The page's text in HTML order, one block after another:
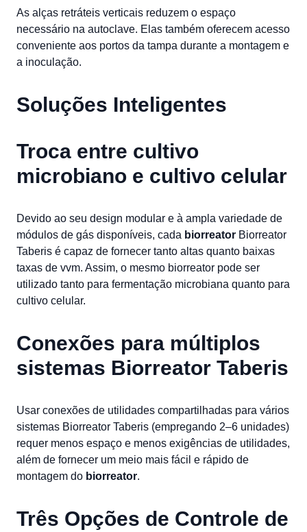
As alças retráteis verticais reduzem o espaço
necessário na autoclave. Elas também oferecem acesso
conveniente aos portos da tampa durante a montagem e
a inoculação.
Soluções Inteligentes
Troca entre cultivo
microbiano e cultivo celular
Devido ao seu design modular e à ampla variedade de
módulos de gás disponíveis, cada biorreator Biorreator
Taberis é capaz de fornecer tanto altas quanto baixas
taxas de vvm. Assim, o mesmo biorreator pode ser
utilizado tanto para fermentação microbiana quanto para
cultivo celular.
Conexões para múltiplos
sistemas Biorreator Taberis
Usar conexões de utilidades compartilhadas para vários
sistemas Biorreator Taberis (empregando 2–6 unidades)
requer menos espaço e menos exigências de utilidades,
além de fornecer um meio mais fácil e rápido de
montagem do biorreator.
Três Opções de Controle de